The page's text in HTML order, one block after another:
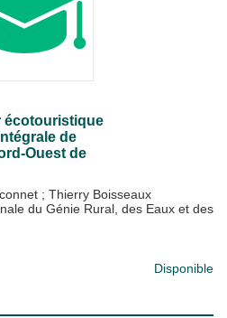
écotouristique
de
Ouest de
; Thierry Boisseaux
du Génie Rural, des Eaux et des
Disponible